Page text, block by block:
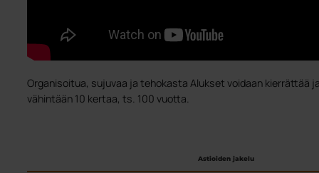
Organisoitua, sujuvaa ja tehokasta Alukset voidaan kierrättää
vähintään 10 kertaa, ts. 100 vuotta.
Astioiden jakelu